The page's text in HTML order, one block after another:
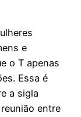
e
o T apenas
Essa é
a sigla
entre